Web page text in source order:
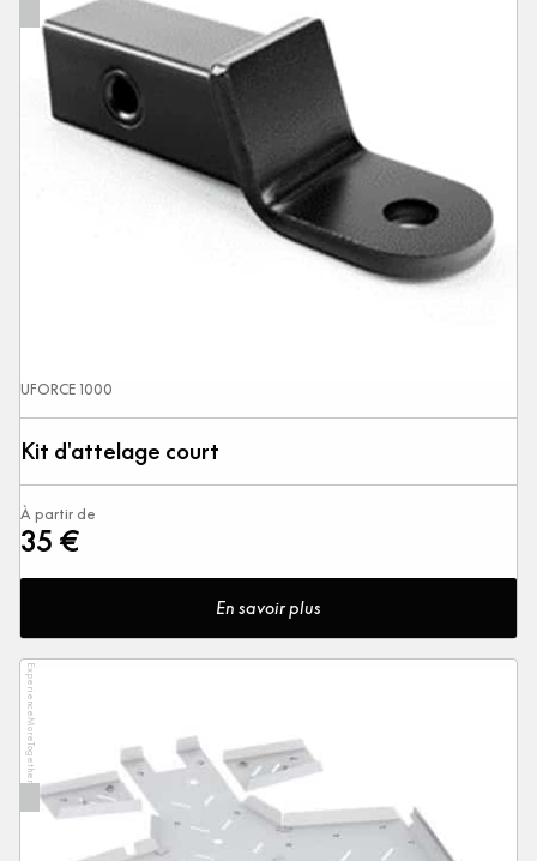
UFORCE 1000
Kit d'attelage court
À partir de
35 €
En savoir plus
ExperienceMoreTogether